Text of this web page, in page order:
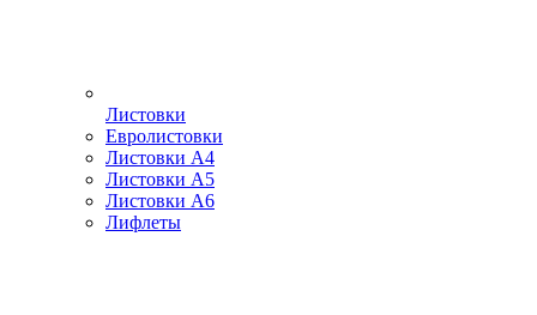
Листовки
Евролистовки
Листовки А4
Листовки А5
Листовки А6
Лифлеты